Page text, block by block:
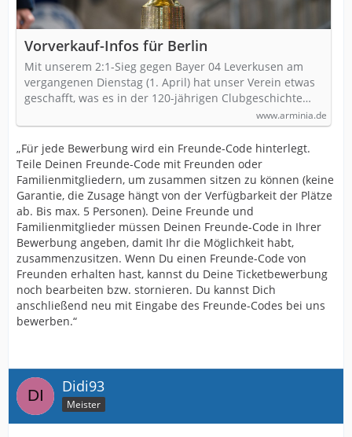
Vorverkauf-Infos für Berlin
Mit unserem 2:1-Sieg gegen Bayer 04 Leverkusen am
vergangenen Dienstag (1. April) hat unser Verein etwas
geschafft, was es in der 120-jährigen Clubgeschichte…
www.arminia.de
„Für jede Bewerbung wird ein Freunde-Code hinterlegt.
Teile Deinen Freunde-Code mit Freunden oder
Familienmitgliedern, um zusammen sitzen zu können (keine
Garantie, die Zusage hängt von der Verfügbarkeit der Plätze
ab. Bis max. 5 Personen). Deine Freunde und
Familienmitglieder müssen Deinen Freunde-Code in Ihrer
Bewerbung angeben, damit Ihr die Möglichkeit habt,
zusammenzusitzen. Wenn Du einen Freunde-Code von
Freunden erhalten hast, kannst du Deine Ticketbewerbung
noch bearbeiten bzw. stornieren. Du kannst Dich
anschließend neu mit Eingabe des Freunde-Codes bei uns
bewerben.“
Didi93
Meister